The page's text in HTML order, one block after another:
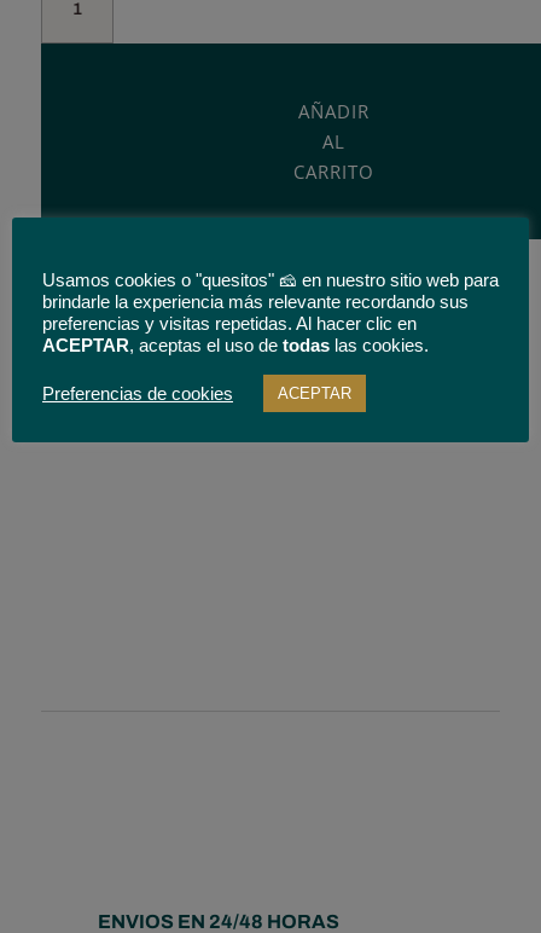
Curado
de
AÑADIR
AL
CARRITO
Categorías:Marca Corral de Comedias,Marcas
ENVIOS EN 24/48 HORAS
Usamos cookies o "quesitos" 🧀 en nuestro sitio web para
brindarle la experiencia más relevante recordando sus
preferencias y visitas repetidas. Al hacer clic en
ACEPTAR, aceptas el uso de todas las cookies.
Preferencias de cookies ACEPTAR